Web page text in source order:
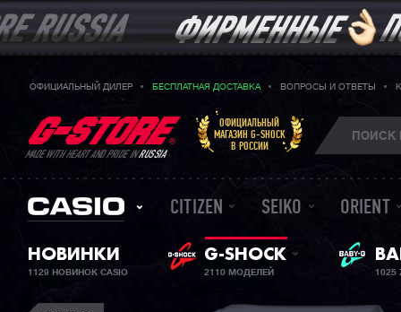
ОФИЦИАЛЬНЫЙ ДИЛЕР БЕСПЛАТНАЯ ДОСТАВКА ВОПРОСЫ И ОТВЕТЫ
MADE WITH HEART AND PRIDE INRUSSIA
ОФИЦИАЛЬНЫЙ
МАГАЗИН G-SHOCK
В РОССИИ
CITIZEN SEIKO ORIENT
НОВИНКИ
1129 НОВИНОК CASIO
G-SHOCK
2110 МОДЕЛЕЙ